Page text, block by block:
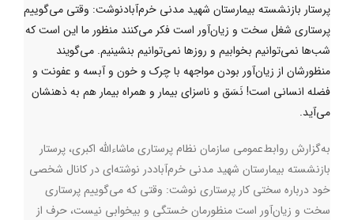
پرستار بازنشسته بیمارستان شهید مدنی خرم‌آبادنوشت: وقتی می‌گوییم
پرستاری شغل سخت و زیان‌آور است فکر می‌کنند منظور ما این است که
شب‌ها نمی‌توانیم بخوابیم و روزها نمی‌توانیم بنشینیم. می‌گویند
منظورشان از زیان‌آور بودن مواجهه با چرک و خون و آبسه و عفونت و
فضله انسانی است! نَسَق و ناسزای بیمار و همراه بیمار هم به ذهنشان
می‌آید.
به‌گزارش روابط‌عمومی سازمان نظام پرستاری ماشاءالله اکبری، پرستار
بازنشسته بیمارستان شهید مدنی خرم‌آباددر نوشته‌ای در کانال شخصی
خود درباره سختی کار پرستاری نوشت: وقتی که می‌گوییم پرستاری
سخت و زیان‌آور است منظورمان خستگی و بیخوابی نیست، حرف از